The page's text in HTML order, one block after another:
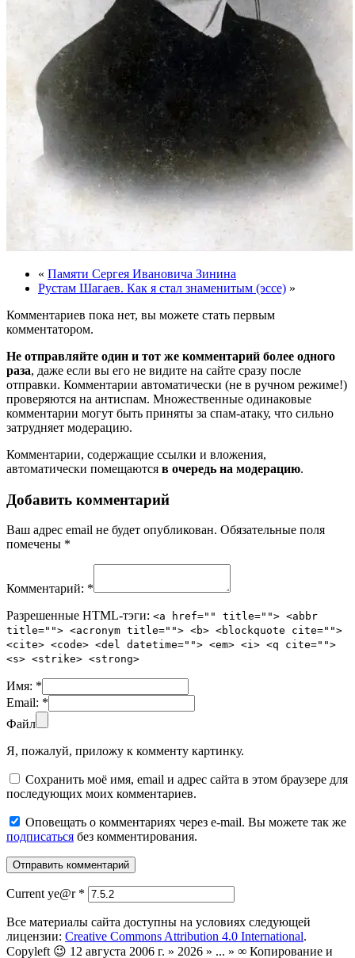
« Памяти Сергея Ивановича Зинина
Рустам Шагаев. Как я стал знаменитым (эссе) »
Комментариев пока нет, вы можете стать первым
комментатором.
Не отправляйте один и тот же комментарий более одного
раза, даже если вы его не видите на сайте сразу после
отправки. Комментарии автоматически (не в ручном режиме!)
проверяются на антиспам. Множественные одинаковые
комментарии могут быть приняты за спам-атаку, что сильно
затрудняет модерацию.
Комментарии, содержащие ссылки и вложения,
автоматически помещаются в очередь на модерацию.
Добавить комментарий
Ваш адрес email не будет опубликован. Обязательные поля
помечены *
Комментарий: *
Разрешенные HTML-тэги: <a href="" title=""> <abbr
title=""> <acronym title=""> <b> <blockquote cite="">
<cite> <code> <del datetime=""> <em> <i> <q cite="">
<s> <strike> <strong>
Имя: *
Email: *
Файл
Я, пожалуй, приложу к комменту картинку.
Сохранить моё имя, email и адрес сайта в этом браузере для
последующих моих комментариев.
Оповещать о комментариях через e-mail. Вы можете так же
подписаться без комментирования.
Current ye@r *
Все материалы сайта доступны на условиях следующей
лицензии: Creative Commons Attribution 4.0 International.
Copyleft 😉 12 августа 2006 г. » 2026 » ... » ∞ Копирование и